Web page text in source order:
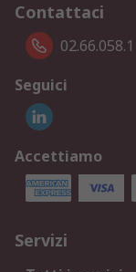
Contattaci
02.66.058.1
Seguici
Accettiamo
Servizi